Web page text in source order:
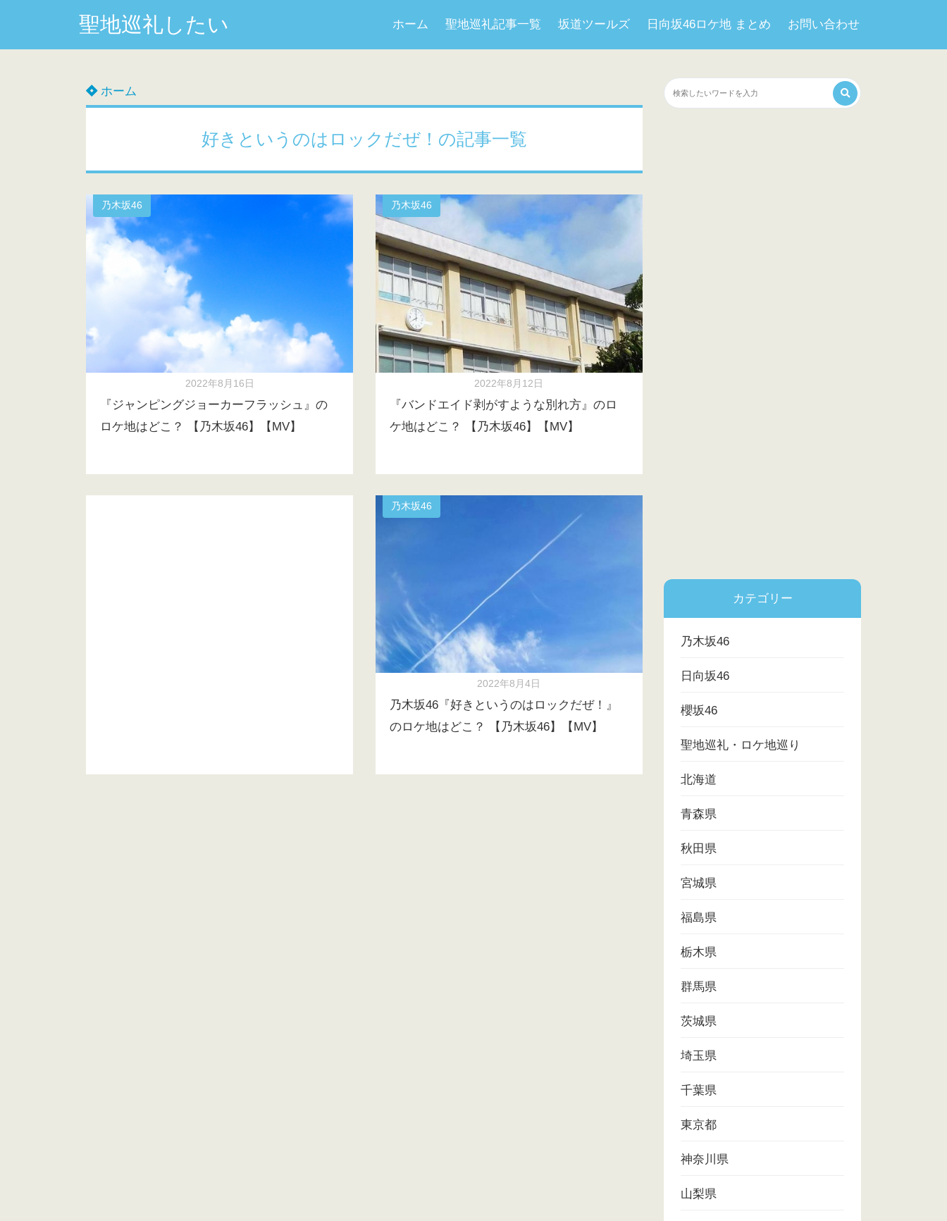
聖地巡礼したい ホーム 聖地巡礼記事一覧 坂道ツールズ 日向坂46ロケ地 まとめ お問い合わせ
ホーム
好きというのはロックだぜ！の記事一覧
乃木坂46
2022年8月16日
『ジャンピングジョーカーフラッシュ』の
ロケ地はどこ？ 【乃木坂46】【MV】
乃木坂46
2022年8月12日
『バンドエイド剥がすような別れ方』のロ
ケ地はどこ？ 【乃木坂46】【MV】
乃木坂46
2022年8月4日
乃木坂46『好きというのはロックだぜ！』
のロケ地はどこ？ 【乃木坂46】【MV】
カテゴリー
乃木坂46
日向坂46
櫻坂46
聖地巡礼・ロケ地巡り
北海道
青森県
秋田県
宮城県
福島県
栃木県
群馬県
茨城県
埼玉県
千葉県
東京都
神奈川県
山梨県